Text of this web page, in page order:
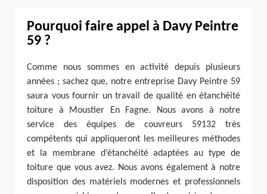
Pourquoi faire appel à Davy Peintre
59 ?
Comme nous sommes en activité depuis plusieurs
années ; sachez que, notre entreprise Davy Peintre 59
saura vous fournir un travail de qualité en étanchéité
toiture à Moustier En Fagne. Nous avons à notre
service des équipes de couvreurs 59132 très
compétents qui appliqueront les meilleures méthodes
et la membrane d’étanchéité adaptées au type de
toiture que vous avez. Nous avons également à notre
disposition des matériels modernes et professionnels